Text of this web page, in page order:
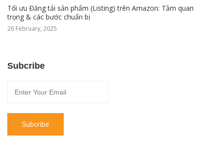
Tối ưu Đăng tải sản phẩm (Listing) trên Amazon: Tầm quan
trọng & các bước chuẩn bị
26 February, 2025
Subcribe